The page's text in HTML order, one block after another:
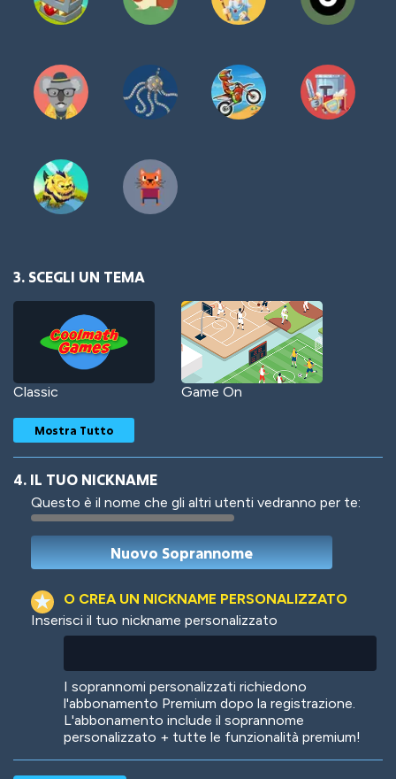
3. SCEGLI UN TEMA
Classic Game On
Woof Jungle Cats
Mostra Tutto
4. IL TUO NICKNAME
Questo è il nome che gli altri utenti vedranno per te:
O CREA UN NICKNAME PERSONALIZZATO
Inserisci il tuo nickname personalizzato
I soprannomi personalizzati richiedono
l'abbonamento Premium dopo la registrazione.
L'abbonamento include il soprannome
personalizzato + tutte le funzionalità premium!